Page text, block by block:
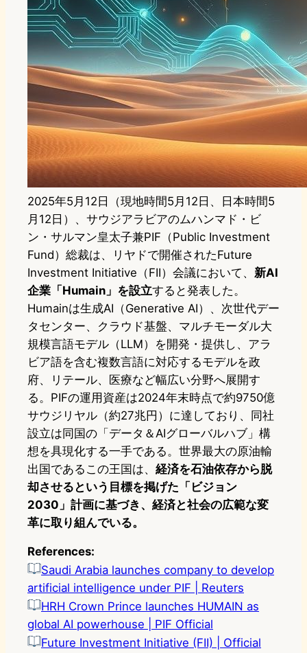
2025年5月12日（現地時間5月12日、日本時間5
月12日）、サウジアラビアのムハンマド・ビ
ン・サルマン皇太子兼PIF（Public Investment
Fund）総裁は、リヤドで開催されたFuture
Investment Initiative（FII）会議において、 新AI
企業「Humain」を設立すると発表した。
Humainは生成AI（Generative AI）、次世代デー
タセンター、クラウド基盤、マルチモーダル大
規模言語モデル（LLM）を開発・提供し、アラ
ビア語を含む複数言語に対応するモデルを政
府、リテール、医療など幅広い分野へ展開す
る。PIFの運用資産は2024年末時点で約9750億
サウジリヤル（約27兆円）に達しており、同社
設立は同国の「データ＆AIグローバルハブ」構
想を具現化する一手である。世界最大の原油輸
出国であるこの王国は、 経済を石油依存から脱
却させるという目標を掲げた「ビジョン
2030」計画に基づき、経済と社会の広範な変
革に取り組んでいる。
References:
Saudi Arabia launches company to develop
artificial intelligence under PIF | Reuters
HRH Crown Prince launches HUMAIN as
global AI powerhouse | PIF Official
Future Investment Initiative (FII) | Official